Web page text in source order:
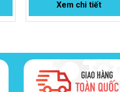
Xem chi tiết